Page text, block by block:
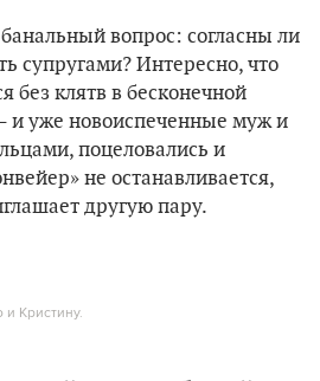
банальный вопрос: согласны ли
супругами? Интересно, что
без клятв в бесконечной
и уже новоиспеченные муж и
поцеловались и
не останавливается,
другую пару.
Кристину.